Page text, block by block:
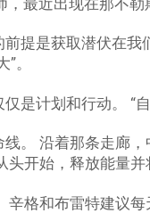
最近出现在那不勒
提是获取潜伏在我
。
是计划和行动。 “
。 沿着那条走廊
开始，释放能量并
辛格和布雷特建议